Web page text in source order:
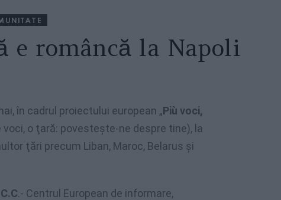
e româncă la Napoli
în cadrul proiectului european „Più voci,
voci, o ţară: povesteşte-ne despre tine), la
ţări precum Liban, Maroc, Belarus şi
.- Centrul European de informare,